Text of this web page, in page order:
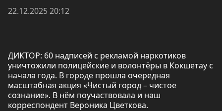
22.12.2025 20:12
ДИКТОР: 60 надписей с рекламой наркотиков
уничтожили полицейские и волонтёры в Кокшетау с
начала года. В городе прошла очередная
масштабная акция «Чистый город – чистое
сознание». В нём поучаствовала и наш
корреспондент Вероника Цветкова.